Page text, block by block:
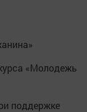
«Молодежь
поддержке